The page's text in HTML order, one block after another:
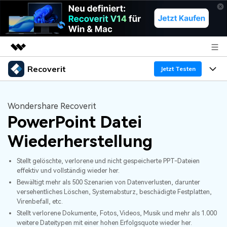
Top-Produkte
Dienstprogramme
Überblick
Lösungen
Über uns
Presseraum
Shop
Support
Recoverit Jetzt Testen
Recoverit für Windows
Ein führendes Tool zur Datenrettung für Windows
Kostenlos Testen
Recoverit für Mac
KI
Funktionen
Wiederherstellung von Laufwerken
Gel?schte Medien wiederherstellen
Exklusive Wiederherstellungsl?sungen
Ressourcen
Warum Recoverit
Experte für Datenrettung
Kundengeschichten
Guide
Wondershare Recoverit
PowerPoint Datei
Wiederherstellung
Stellt gelöschte, verlorene und nicht gespeicherte PPT-Dateien
effektiv und vollständig wieder her.
Bewältigt mehr als 500 Szenarien von Datenverlusten, darunter
versehentliches Löschen, Systemabsturz, beschädigte Festplatten,
Virenbefall, etc.
Stellt verlorene Dokumente, Fotos, Videos, Musik und mehr als 1.000
weitere Dateitypen mit einer hohen Erfolgsquote wieder her.